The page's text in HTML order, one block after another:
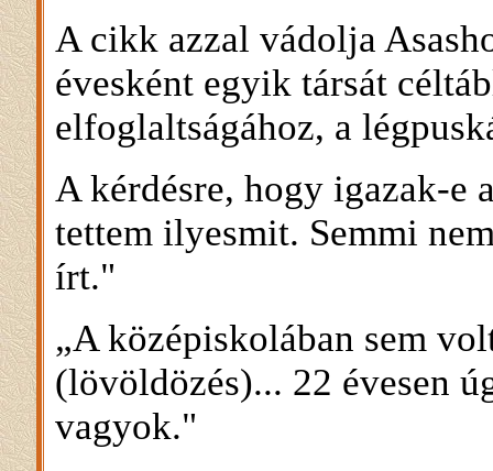
A cikk azzal vádolja
évesként egyik társát
elfoglaltságához, a
A kérdésre, hogy igazak-e
tettem ilyesmit. Semmi
írt."
„A középiskolában sem
(lövöldözés)... 22 évesen
vagyok."